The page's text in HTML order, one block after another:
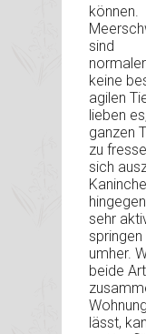
können.
sind
keine
agilen
lieben
ganzen
zu
sich
sehr
springen
umher.
beide
lässt,